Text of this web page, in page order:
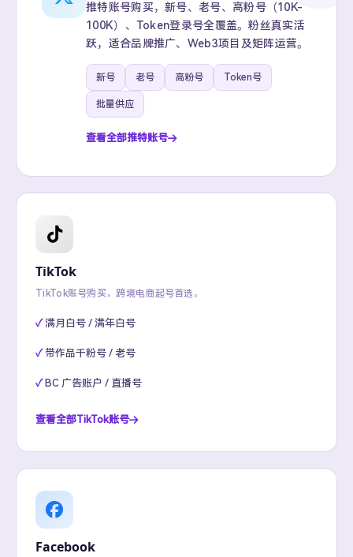
推特账号购买，新号、老号、高粉号（10K-
100K）、Token登录号全覆盖。粉丝真实活
跃，适合品牌推广、Web3项目及矩阵运营。
新号 老号 高粉号 Token号
批量供应
查看全部推特账号
TikTok
TikTok账号购买，跨境电商起号首选。
满月白号 / 满年白号
带作品千粉号 / 老号
BC 广告账户 / 直播号
查看全部TikTok账号
Facebook